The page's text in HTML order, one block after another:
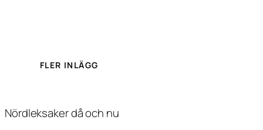
FLER INLÄGG
Nördleksaker då och nu